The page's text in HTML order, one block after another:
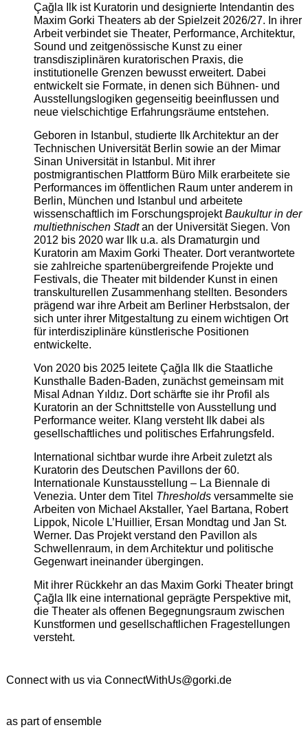
Çağla Ilk ist Kuratorin und designierte Intendantin des
Maxim Gorki Theaters ab der Spielzeit 2026/27. In ihrer
Arbeit verbindet sie Theater, Performance, Architektur,
Sound und zeitgenössische Kunst zu einer
transdisziplinären kuratorischen Praxis, die
institutionelle Grenzen bewusst erweitert. Dabei
entwickelt sie Formate, in denen sich Bühnen- und
Ausstellungslogiken gegenseitig beeinflussen und
neue vielschichtige Erfahrungsräume entstehen.
Geboren in Istanbul, studierte Ilk Architektur an der
Technischen Universität Berlin sowie an der Mimar
Sinan Universität in Istanbul. Mit ihrer
postmigrantischen Plattform Büro Milk erarbeitete sie
Performances im öffentlichen Raum unter anderem in
Berlin, München und Istanbul und arbeitete
wissenschaftlich im ForschungsprojektBaukultur in der
multiethnischen Stadtan der Universität Siegen. Von
2012 bis 2020 war Ilk u.a. als Dramaturgin und
Kuratorin am Maxim Gorki Theater. Dort verantwortete
sie zahlreiche spartenübergreifende Projekte und
Festivals, die Theater mit bildender Kunst in einen
transkulturellen Zusammenhang stellten. Besonders
prägend war ihre Arbeit am Berliner Herbstsalon, der
sich unter ihrer Mitgestaltung zu einem wichtigen Ort
für interdisziplinäre künstlerische Positionen
entwickelte.
Von 2020 bis 2025 leitete Çağla Ilk die Staatliche
Kunsthalle Baden-Baden, zunächst gemeinsam mit
Misal Adnan Yıldız. Dort schärfte sie ihr Profil als
Kuratorin an der Schnittstelle von Ausstellung und
Performance weiter. Klang versteht Ilk dabei als
gesellschaftliches und politisches Erfahrungsfeld.
International sichtbar wurde ihre Arbeit zuletzt als
Kuratorin des Deutschen Pavillons der 60.
Internationale Kunstausstellung – La Biennale di
Venezia. Unter dem Titel Thresholdsversammelte sie
Arbeiten von Michael Akstaller, Yael Bartana, Robert
Lippok, Nicole L’Huillier, Ersan Mondtag und Jan St.
Werner. Das Projekt verstand den Pavillon als
Schwellenraum, in dem Architektur und politische
Gegenwart ineinander übergingen.
Mit ihrer Rückkehr an das Maxim Gorki Theater bringt
Çağla Ilk eine international geprägte Perspektive mit,
die Theater als offenen Begegnungsraum zwischen
Kunstformen und gesellschaftlichen Fragestellungen
versteht.
Connect with us via ConnectWithUs@gorki.de
as part of ensemble